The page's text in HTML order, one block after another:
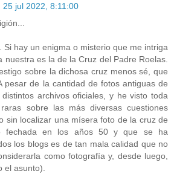
25 jul 2022, 8:11:00
Si hay un enigma o misterio que me intriga
nuestra es la de la Cruz del Padre Roelas.
sobre la dichosa cruz menos sé, que
pesar de la cantidad de fotos antiguas de
archivos oficiales, y he visto toda
sobre las más diversas cuestiones
sin localizar una mísera foto de la cruz de
fechada en los años 50 y que se ha
los blogs es de tan mala calidad que no
como fotografía y, desde luego,
el asunto).